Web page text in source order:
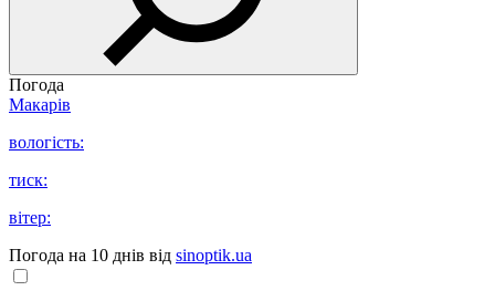
Погода
Макарів
вологість:
тиск:
вітер:
Погода на 10 днів від sinoptik.ua